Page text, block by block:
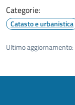
Categorie:
Catasto e urbanistica
Ultimo aggiornamento: